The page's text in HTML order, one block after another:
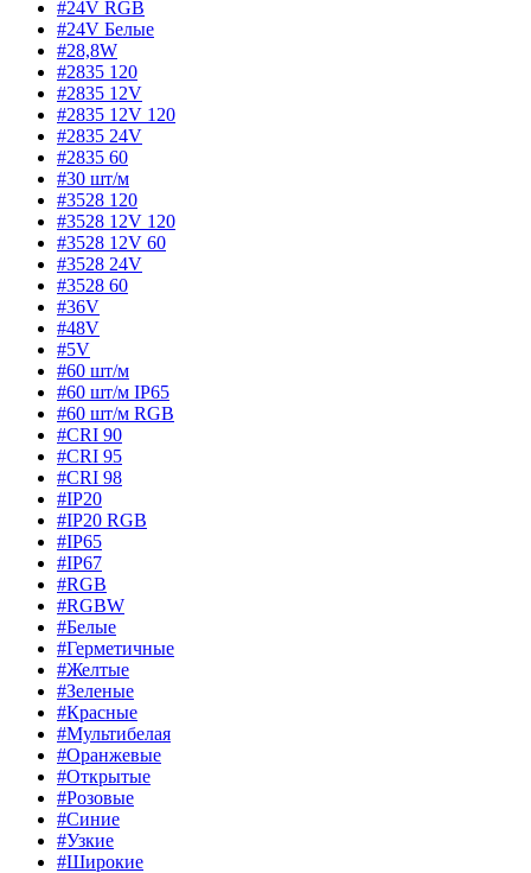
#24V RGB
#24V Белые
#28,8W
#2835 120
#2835 12V
#2835 12V 120
#2835 24V
#2835 60
#30 шт/м
#3528 120
#3528 12V 120
#3528 12V 60
#3528 24V
#3528 60
#36V
#48V
#5V
#60 шт/м
#60 шт/м IP65
#60 шт/м RGB
#CRI 90
#CRI 95
#CRI 98
#IP20
#IP20 RGB
#IP65
#IP67
#RGB
#RGBW
#Белые
#Герметичные
#Желтые
#Зеленые
#Красные
#Мультибелая
#Оранжевые
#Открытые
#Розовые
#Синие
#Узкие
#Широкие